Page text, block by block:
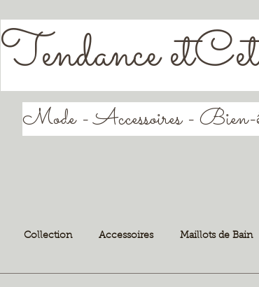
Tendance
Mode - Accessoires - Bien-
Collection Accessoires Maillots de Bain